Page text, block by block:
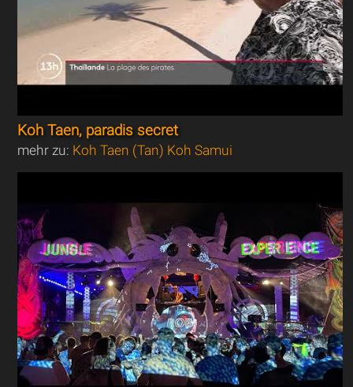
Koh Taen, paradis secret
mehr zu: Koh Taen (Tan) Koh Samui